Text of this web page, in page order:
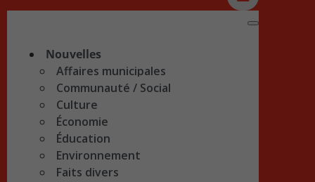
Nouvelles
Affaires municipales
Communauté / Social
Culture
Économie
Éducation
Environnement
Faits divers